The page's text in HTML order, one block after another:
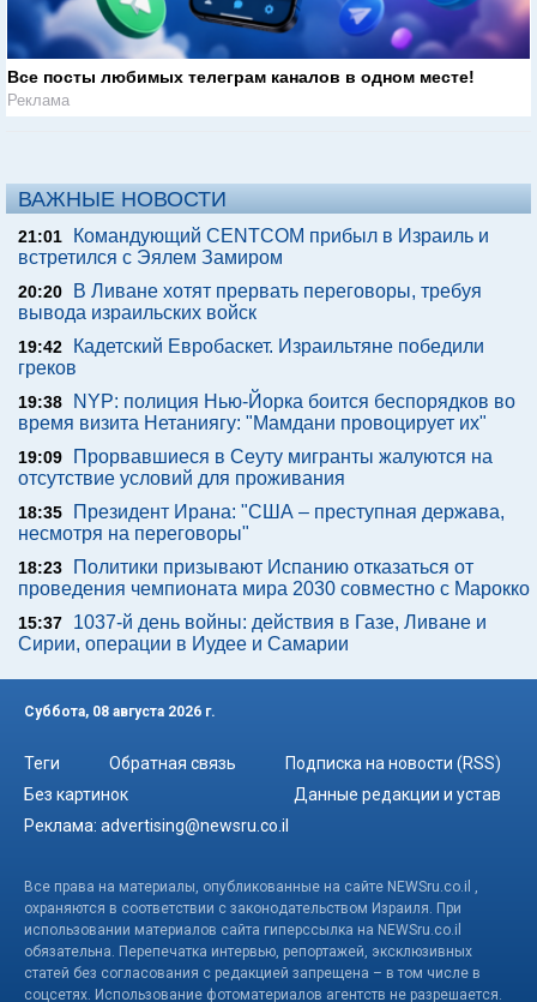
Все посты любимых телеграм каналов в одном месте!
Реклама
ВАЖНЫЕ НОВОСТИ
21:01
Командующий CENTCOM прибыл в Израиль и
встретился с Эялем Замиром
20:20
В Ливане хотят прервать переговоры, требуя
вывода израильских войск
19:42
Кадетский Евробаскет. Израильтяне победили
греков
19:38
NYP: полиция Нью-Йорка боится беспорядков во
время визита Нетаниягу: "Мамдани провоцирует их"
19:09
Прорвавшиеся в Сеуту мигранты жалуются на
отсутствие условий для проживания
18:35
Президент Ирана: "США – преступная держава,
несмотря на переговоры"
18:23
Политики призывают Испанию отказаться от
проведения чемпионата мира 2030 совместно с Марокко
15:37
1037-й день войны: действия в Газе, Ливане и
Сирии, операции в Иудее и Самарии
Суббота, 08 августа 2026 г.
Теги Обратная связь
Подписка на новости (RSS)
Без картинок
Данные редакции и устав
Реклама: advertising@newsru.co.il
Все права на материалы, опубликованные на сайте NEWSru.co.il ,
охраняются в соответствии с законодательством Израиля. При
использовании материалов сайта гиперссылка на NEWSru.co.il
обязательна. Перепечатка интервью, репортажей, эксклюзивных
статей без согласования с редакцией запрещена – в том числе в
соцсетях. Использование фотоматериалов агентств не разрешается.